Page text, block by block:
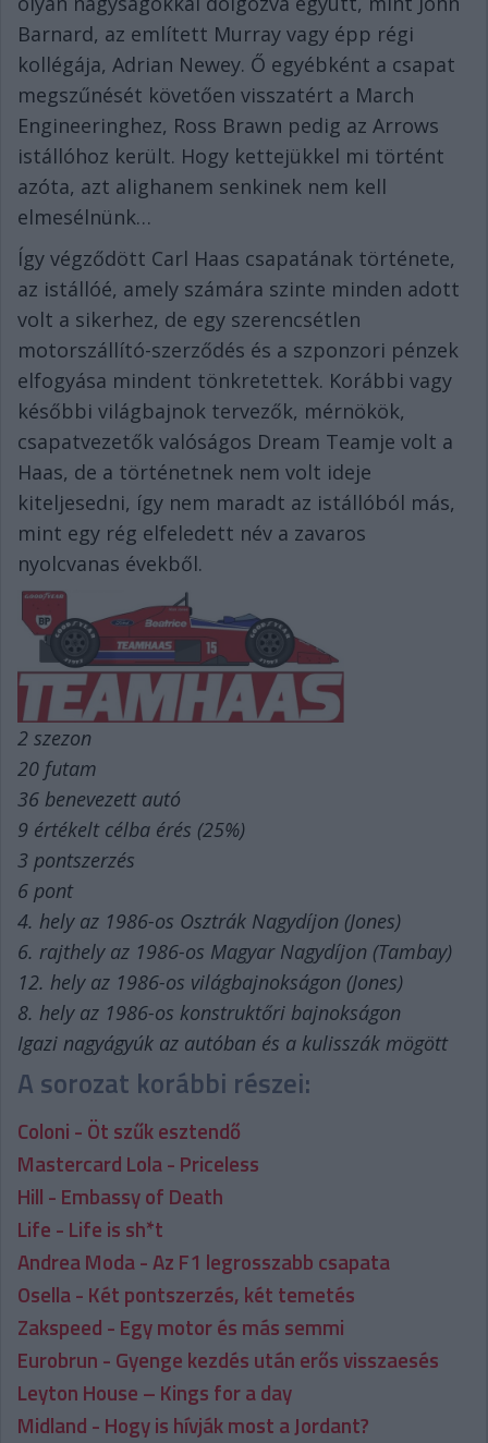
Barnard, az említett Murray vagy épp régi
kollégája, Adrian Newey. Ő egyébként a csapat
megszűnését követően visszatért a March
Engineeringhez, Ross Brawn pedig az Arrows
istállóhoz került. Hogy kettejükkel mi történt
azóta, azt alighanem senkinek nem kell
elmesélnünk…
Így végződött Carl Haas csapatának története,
az istállóé, amely számára szinte minden adott
volt a sikerhez, de egy szerencsétlen
motorszállító-szerződés és a szponzori pénzek
elfogyása mindent tönkretettek. Korábbi vagy
későbbi világbajnok tervezők, mérnökök,
csapatvezetők valóságos Dream Teamje volt a
Haas, de a történetnek nem volt ideje
kiteljesedni, így nem maradt az istállóból más,
mint egy rég elfeledett név a zavaros
nyolcvanas évekből.
2 szezon
20 futam
36 benevezett autó
9 értékelt célba érés (25%)
3 pontszerzés
6 pont
4. hely az 1986-os Osztrák Nagydíjon (Jones)
6. rajthely az 1986-os Magyar Nagydíjon (Tambay)
12. hely az 1986-os világbajnokságon (Jones)
8. hely az 1986-os konstruktőri bajnokságon
Igazi nagyágyúk az autóban és a kulisszák mögött
A sorozat korábbi részei:
Coloni - Öt szűk esztendő
Mastercard Lola - Priceless
Hill - Embassy of Death
Life - Life is sh*t
Andrea Moda - Az F1 legrosszabb csapata
Osella - Két pontszerzés, két temetés
Zakspeed - Egy motor és más semmi
Eurobrun - Gyenge kezdés után erős visszaesés
Leyton House – Kings for a day
Midland - Hogy is hívják most a Jordant?